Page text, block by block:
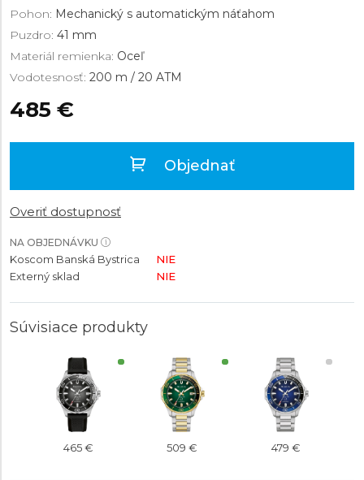
Pohon: Mechanický s automatickým náťahom
Puzdro: 41 mm
Materiál remienka: Oceľ
Vodotesnosť: 200 m / 20 ATM
485 €
Objednať
Overiť dostupnosť
NA OBJEDNÁVKU
Koscom Banská Bystrica
NIE
Externý sklad
NIE
Súvisiace produkty
465 € 509 € 479 €